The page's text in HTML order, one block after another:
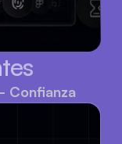
Confianza